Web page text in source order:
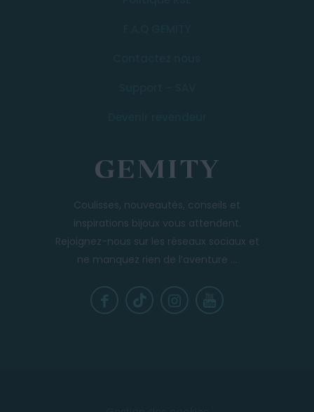
Coulisses, nouveautés, conseils et
inspirations bijoux vous attendent.
Rejoignez-nous sur les réseaux sociaux et
ne manquez rien de l’aventure ...